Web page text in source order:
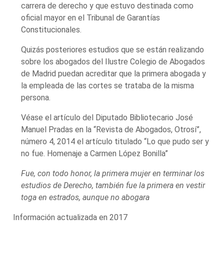
carrera de derecho y que estuvo destinada como
oficial mayor en el Tribunal de Garantías
Constitucionales.
Quizás posteriores estudios que se están realizando
sobre los abogados del Ilustre Colegio de Abogados
de Madrid puedan acreditar que la primera abogada y
la empleada de las cortes se trataba de la misma
persona.
Véase el artículo del Diputado Bibliotecario José
Manuel Pradas en la “Revista de Abogados, Otrosí”,
número 4, 2014 el artículo titulado “Lo que pudo ser y
no fue. Homenaje a Carmen López Bonilla”
Fue, con todo honor, la primera mujer en terminar los
estudios de Derecho, también fue la primera en vestir
toga en estrados, aunque no abogara
Información actualizada en 2017